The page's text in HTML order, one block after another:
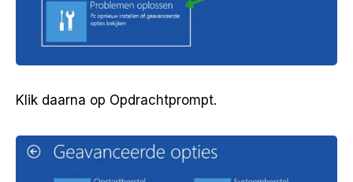
Klik daarna op Opdrachtprompt.